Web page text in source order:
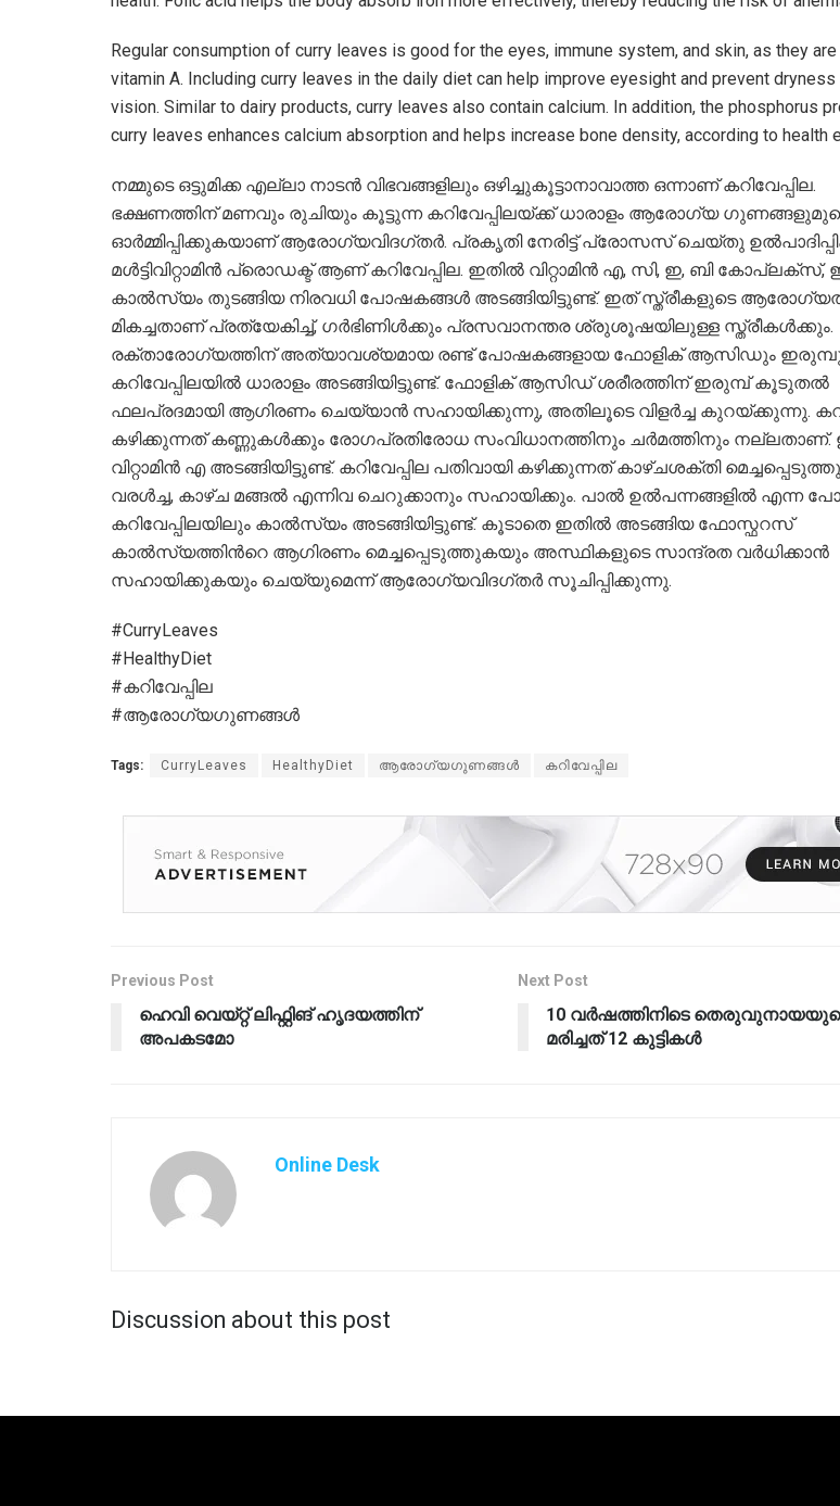
Regular consumption of curry leaves is good for the eyes, immune system, and skin, as they are
vitamin A. Including curry leaves in the daily diet can help improve eyesight and prevent dryness
vision. Similar to dairy products, curry leaves also contain calcium. In addition, the phosphorus
curry leaves enhances calcium absorption and helps increase bone density, according to health
നമ്മുടെ ഒട്ടുമിക്ക എല്ലാ നാടൻ വിഭവങ്ങളിലും ഒഴിച്ചുകൂട്ടാനാവാത്ത ഒന്നാണ് കറിവേപ്പില.
ഭക്ഷണത്തിന് മണവും ​രുചിയും കൂട്ടുന്ന കറിവേപ്പിലയ്ക്ക് ധാരാളം ആരോഗ്യ
ഓർമ്മിപ്പിക്കുകയാണ് ആരോഗ്യവിദഗ്തർ. പ്രകൃതി നേരിട്ട് പ്രോസസ് ചെയ്തു
മൾട്ടിവിറ്റാമിൻ പ്രൊഡക്ട് ആണ് കറിവേപ്പില. ഇതിൽ വിറ്റാമിൻ എ, സി, ഇ, ബി കോപ്ലക്‌സ്,
കാൽസ്യം തുടങ്ങിയ നിരവധി പോഷകങ്ങൾ അടങ്ങിയിട്ടുണ്ട്. ഇത് സ്ത്രീകളുടെ
മികച്ചതാണ് പ്രത്യേകിച്ച്, ഗർഭിണിൾക്കും പ്രസവാനന്തര ശ്രുശൂഷയിലുള്ള സ്ത്രീകൾക്കും.
രക്താരോഗ്യത്തിന് അത്യാവശ്യമായ രണ്ട് പോഷകങ്ങളായ ഫോളിക് ആസിഡും
കറിവേപ്പിലയിൽ ധാരാളം അടങ്ങിയിട്ടുണ്ട്. ഫോളിക് ആസിഡ് ശരീരത്തിന് ഇരുമ്പ് കൂടുതൽ
ഫലപ്രദമായി ആഗിരണം ചെയ്യാൻ സഹായിക്കുന്നു, അതിലൂടെ വിളർച്ച കുറയ്ക്കുന്നു.
കഴിക്കുന്നത് കണ്ണുകൾക്കും രോഗപ്രതിരോധ സംവിധാനത്തിനും ചർമത്തിനും നല്ലതാണ്.
വിറ്റാമിൻ എ അടങ്ങിയിട്ടുണ്ട്. കറിവേപ്പില പതിവായി കഴിക്കുന്നത് കാഴ്ചശക്തി
വരൾച്ച, കാഴ്ച മങ്ങൽ എന്നിവ ചെറുക്കാനും സഹായിക്കും. പാൽ ഉൽപന്നങ്ങളിൽ എന്ന
കറിവേപ്പിലയിലും കാൽസ്യം അടങ്ങിയിട്ടുണ്ട്. കൂടാതെ ഇതിൽ അടങ്ങിയ ഫോസ്ഫറസ്
കാൽസ്യത്തിൻറെ ആഗിരണം മെച്ചപ്പെടുത്തുകയും അസ്ഥികളുടെ സാന്ദ്രത വർധിക്കാൻ
സഹായിക്കുകയും ചെയ്യുമെന്ന് ആരോഗ്യവിദഗ്തർ സൂചിപ്പിക്കുന്നു.
#CurryLeaves
#HealthyDiet
#കറിവേപ്പില
#ആരോഗ്യഗുണങ്ങൾ
Tags: CurryLeaves HealthyDiet ആരോഗ്യഗുണങ്ങൾ കറിവേപ്പില
Previous Post
ഹെവി വെയ്റ്റ് ലിഫ്റ്റിങ് ഹൃദയത്തിന്
അപകടമോ
Next Post
10 വർഷത്തിനിടെ തെരുവുനായയുടെ
മരിച്ചത് 12 കുട്ടികൾ
Online Desk
Discussion about this post